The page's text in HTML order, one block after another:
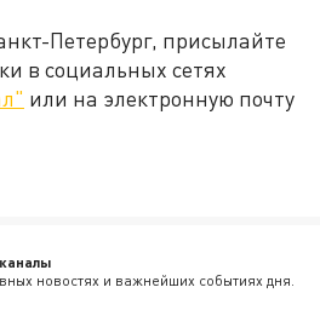
Петербург, присылайте
в социальных сетях
или на электронную почту
новостях и важнейших событиях дня.